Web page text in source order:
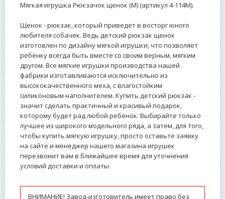
Мягкая игрушка Рюкзачок щенок (М) (артикул 4-114М).
Щенок - рюкзак, который приведет в восторг юного
любителя собачек. Ведь детский рюкзак щенок
изготовлен по дизайну мягкой игрушки, что позволяет
ребёнку всегда быть вместе со своим верным, мягким
другом. Все мягкие игрушки производства нашей
фабрики изготавливаются исключительно из
высококачественного меха, с влагостойким
силиконовым наполнителем. Купить детский рюкзак -
значит сделать практичный и красивый подарок,
которому будет рад любой ребёнок. Выбирайте только
лучшее из широкого модельного ряда, а затем, для того,
чтобы купить мягкую игрушку, просто оставьте заявку
на сайте и менеджер нашего магазина игрушек
перезвонит вам в ближайшее время для уточнения
условий доставки и оплаты.
ВНИМАНИЕ! Завод-изготовитель имеет право без